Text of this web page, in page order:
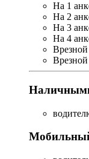
На 1
На 2
На 3
На 4